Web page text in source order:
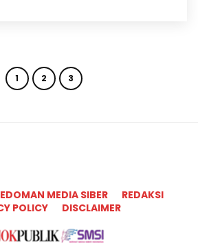
1 2 3
MEDIA SIBER
REDAKSI
POLICY
DISCLAIMER